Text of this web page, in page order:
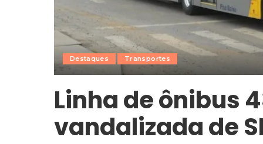
Destaques Transportes
Linha de ônibus
vandalizada de